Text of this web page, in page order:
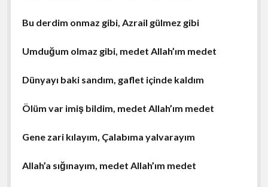
Bu derdim onmaz gibi, Azrail gülmez gibi
Umduğum olmaz gibi, medet Allah’ım medet
Dünyayı baki sandım, gaflet içinde kaldım
Ölüm var imiş bildim, medet Allah’ım medet
Gene zari kılayım, Çalabıma yalvarayım
Allah’a sığınayım, medet Allah’ım medet